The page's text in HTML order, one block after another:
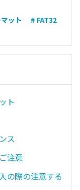
ット # FAT32
ト
ス
注意
の際の注意する